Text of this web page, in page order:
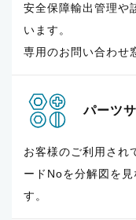
安全保障輸出管理や
います。
専用のお問い合わせ
パーツ
お客様のご利用され
ードNoを分解図を
す。